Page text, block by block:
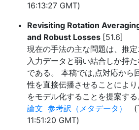
16:13:27 GMT)
Revisiting Rotation
and Robust Losses [51.6]
現在の手法の主な問題は、推
入力データと弱い結合しか持
である。 本稿では,点対応から
性を直接伝播させることによ
をモデル化することを提案する
論文 参考訳（メタデータ）
11:51:20 GMT)